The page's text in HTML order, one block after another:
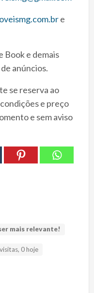
e
Book e demais
anúncios.
se reserva ao
e preço
e sem aviso
mais relevante!
0 hoje